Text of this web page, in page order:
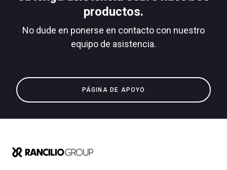
productos.
No dude en ponerse en contacto con nuestro
equipo de asistencia.
PÁGINA DE APOYO
Política de Privacidad